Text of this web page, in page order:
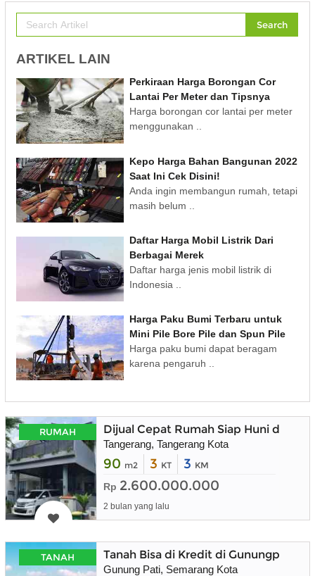
Search
ARTIKEL LAIN
Perkiraan Harga Borongan Cor
Lantai Per Meter dan Tipsnya
Harga borongan cor lantai per meter
menggunakan ..
Kepo Harga Bahan Bangunan 2022
Saat Ini Cek Disini!
Anda ingin membangun rumah, tetapi
masih belum ..
Daftar Harga Mobil Listrik Dari
Berbagai Merek
Daftar harga jenis mobil listrik di
Indonesia ..
Harga Paku Bumi Terbaru untuk
Mini Pile Bore Pile dan Spun Pile
Harga paku bumi dapat beragam
karena pengaruh ..
RUMAH Dijual Cepat Rumah Siap Huni dalam
Tangerang, Tangerang Kota
90 m2 3 KT 3 KM
Rp 2.600.000.000
2 bulan yang lalu
TANAH Tanah Bisa di Kredit di Gunungpati
Gunung Pati, Semarang Kota